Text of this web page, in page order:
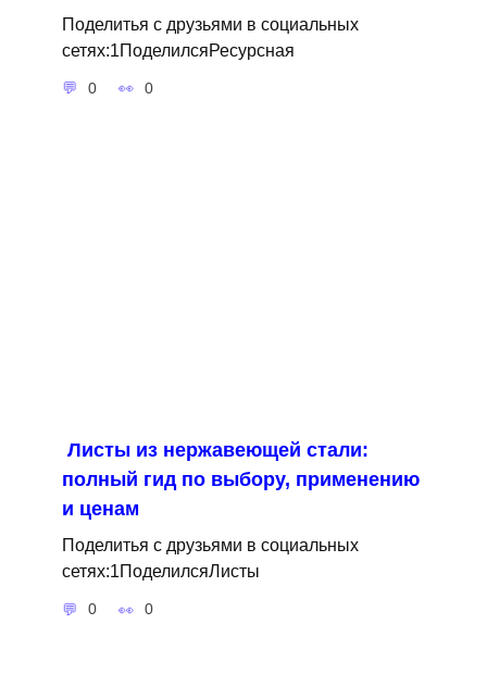
Поделитья с друзьями в социальных
сетях:1ПоделилсяРесурсная
0 0
Листы из нержавеющей стали:
полный гид по выбору, применению
и ценам
Поделитья с друзьями в социальных
сетях:1ПоделилсяЛисты
0 0